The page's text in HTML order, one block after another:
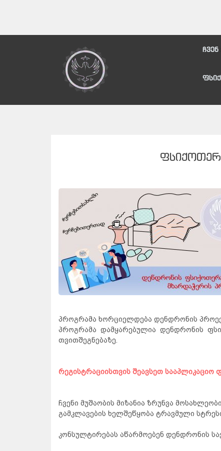
ჩვენ
პროგრამა ხორციელდება დენდრონის
პროგრამა დამყარებულია დენდრონის
თვითშეგნებაზე.
რეგისტრაციისთვის შეავსეთ სააპლიკაციო
ჩვენი მუშაობის მიზანია ზრუნვა
გამკლავების ხელშეწყობა ტრავმული
კონსულტირებას აწარმოებენ დენდრონის